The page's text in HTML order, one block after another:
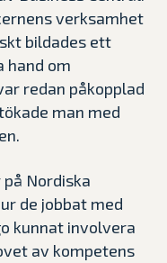
verksamhet
bildades ett
hand om
redan påkopplad
man med
Nordiska
de jobbat med
kunnat involvera
av kompetens